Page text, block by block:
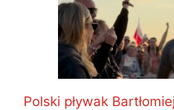
Polski pływak